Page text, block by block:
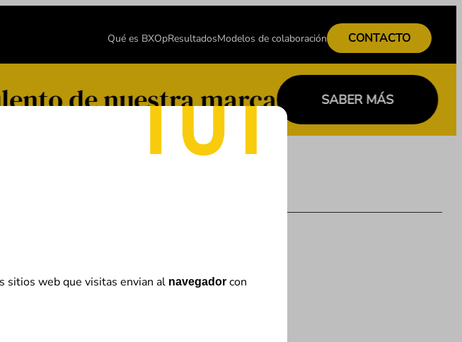
sitios web que visitas envian al navegador con
Qué es BXOpResultadosModelos de colaboración CONTACTO
de nuestra marca SABER MÁS